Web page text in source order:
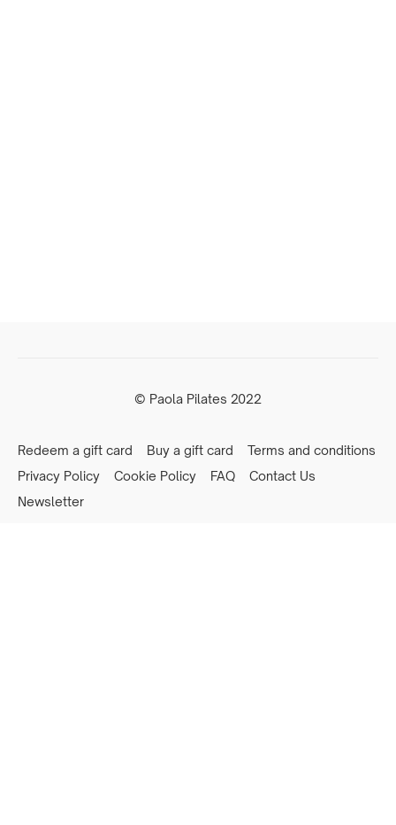
© Paola Pilates 2022
Redeem a gift card Buy a gift card
Terms and conditions
Privacy Policy
Cookie Policy FAQ
Contact Us
Newsletter